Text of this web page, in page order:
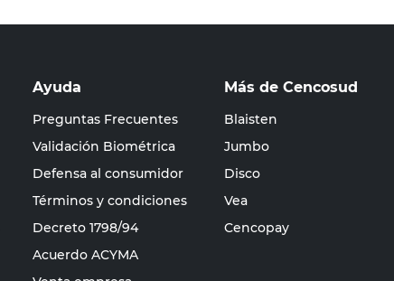
Ayuda
Preguntas Frecuentes
Validación Biométrica
Defensa al consumidor
Términos y condiciones
Decreto 1798/94
Acuerdo ACYMA
Más de Cencosud
Blaisten
Jumbo
Disco
Vea
Cencopay